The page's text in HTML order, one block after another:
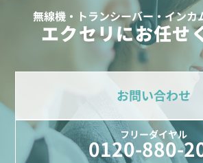
無線機・トランシーバー・インカ
エクセリにお任せ
お問い合わせ
フリーダイヤル
0120-880-